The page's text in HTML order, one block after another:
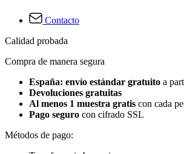
Contacto
Calidad probada
Compra de manera segura
España: envío estándar gratuito a
Devoluciones gratuitas
Al menos 1 muestra gratis con cada
Pago seguro con cifrado SSL
Métodos de pago: